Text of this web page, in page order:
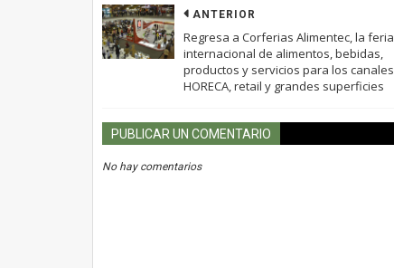
ANTERIOR
Regresa a Corferias Alimentec, la feria
internacional de alimentos, bebidas,
productos y servicios para los canales
HORECA, retail y grandes superficies
PUBLICAR UN COMENTARIO
No hay comentarios